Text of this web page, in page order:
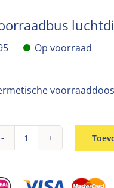
Op voorraad
Voorraadbus
3L